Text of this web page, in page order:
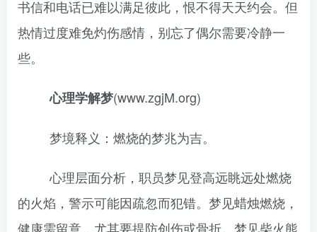
书信和电话已难以满足彼此，恨不得天天约会。但
热情过度难免灼伤感情，别忘了偶尔需要冷静一
些。
心理学解梦(www.zgjM.org)
梦境释义：燃烧的梦兆为吉。
心理层面分析，职员梦见登高远眺远处燃烧
的火焰，警示可能因疏忽而犯错。梦见蜡烛燃烧，
健康需留意，尤其要提防创伤或骨折。梦见柴火熊